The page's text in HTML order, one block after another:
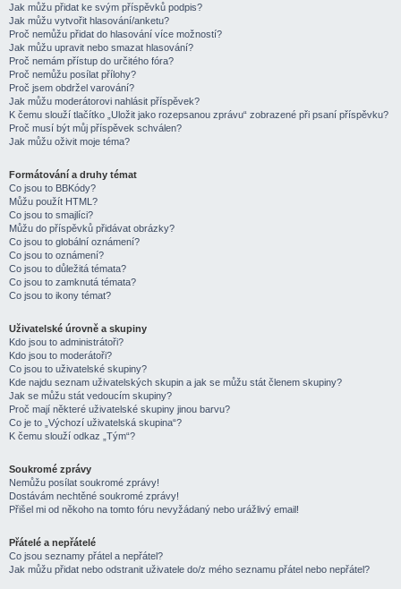
Jak můžu přidat ke svým příspěvků podpis?
Jak můžu vytvořit hlasování/anketu?
Proč nemůžu přidat do hlasování více možností?
Jak můžu upravit nebo smazat hlasování?
Proč nemám přístup do určitého fóra?
Proč nemůžu posílat přílohy?
Proč jsem obdržel varování?
Jak můžu moderátorovi nahlásit příspěvek?
K čemu slouží tlačítko „Uložit jako rozepsanou zprávu“ zobrazené při psaní příspěvku?
Proč musí být můj příspěvek schválen?
Jak můžu oživit moje téma?
Formátování a druhy témat
Co jsou to BBKódy?
Můžu použít HTML?
Co jsou to smajlíci?
Můžu do příspěvků přidávat obrázky?
Co jsou to globální oznámení?
Co jsou to oznámení?
Co jsou to důležitá témata?
Co jsou to zamknutá témata?
Co jsou to ikony témat?
Uživatelské úrovně a skupiny
Kdo jsou to administrátoři?
Kdo jsou to moderátoři?
Co jsou to uživatelské skupiny?
Kde najdu seznam uživatelských skupin a jak se můžu stát členem skupiny?
Jak se můžu stát vedoucím skupiny?
Proč mají některé uživatelské skupiny jinou barvu?
Co je to „Výchozí uživatelská skupina“?
K čemu slouží odkaz „Tým“?
Soukromé zprávy
Nemůžu posílat soukromé zprávy!
Dostávám nechtěné soukromé zprávy!
Přišel mi od někoho na tomto fóru nevyžádaný nebo urážlivý email!
Přátelé a nepřátelé
Co jsou seznamy přátel a nepřátel?
Jak můžu přidat nebo odstranit uživatele do/z mého seznamu přátel nebo nepřátel?